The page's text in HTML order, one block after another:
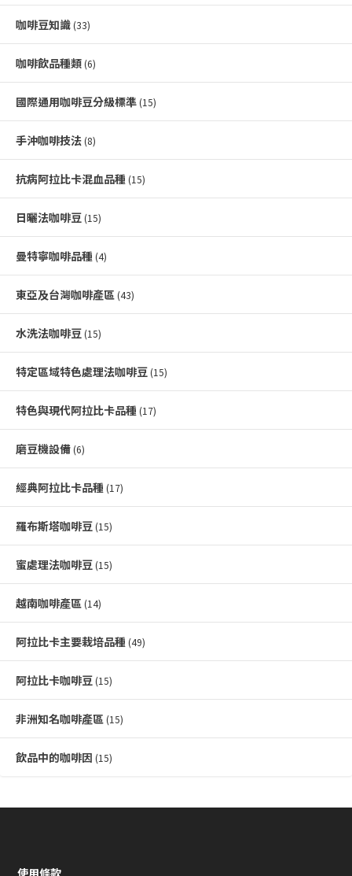
咖啡豆知識 (33)
咖啡飲品種類 (6)
國際通用咖啡豆分級標準 (15)
手沖咖啡技法 (8)
抗病阿拉比卡混血品種 (15)
日曬法咖啡豆 (15)
曼特寧咖啡品種 (4)
東亞及台灣咖啡產區 (43)
水洗法咖啡豆 (15)
特定區域特色處理法咖啡豆 (15)
特色與現代阿拉比卡品種 (17)
磨豆機設備 (6)
經典阿拉比卡品種 (17)
羅布斯塔咖啡豆 (15)
蜜處理法咖啡豆 (15)
越南咖啡產區 (14)
阿拉比卡主要栽培品種 (49)
阿拉比卡咖啡豆 (15)
非洲知名咖啡產區 (15)
飲品中的咖啡因 (15)
使用條款